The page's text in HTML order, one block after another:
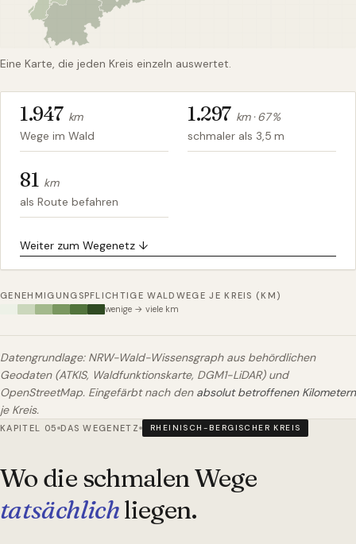
Eine Karte, die jeden Kreis einzeln auswertet.
1.947 km
Wege im Wald
1.297 km ·67%
schmaler als 3,5 m
81 km
als Route befahren
Weiter zum Wegenetz ↓
GENEHMIGUNGSPFLICHTIGE WALDWEGE JE KREIS (KM)
wenige → viele km
Datengrundlage: NRW-Wald-Wissensgraph aus behördlichen
Geodaten (ATKIS, Waldfunktionskarte, DGM1-LiDAR) und
OpenStreetMap. Eingefärbt nach den absolut betroffenen Kilometern
je Kreis.
KAPITEL 05 DAS WEGENETZ RHEINISCH-BERGISCHER KREIS
Wo die schmalen Wege
tatsächlichliegen.